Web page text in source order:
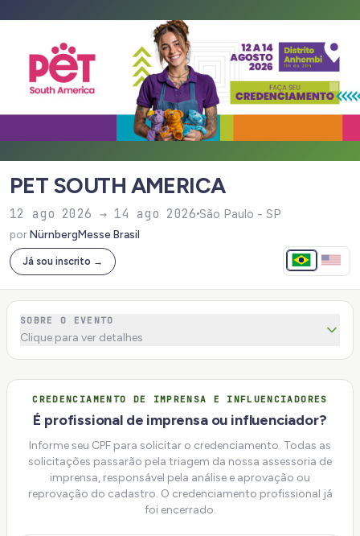
PET SOUTH AMERICA
12 ago 2026 → 14 ago 2026 São Paulo - SP
porNürnbergMesse Brasil
Já sou inscrito →
SOBRE O EVENTO
Clique para ver detalhes
CREDENCIAMENTO DE IMPRENSA E INFLUENCIADORES
É profissional de imprensa ou influenciador?
Informe seu CPF para solicitar o credenciamento. Todas as
solicitações passarão pela triagem da nossa assessoria de
imprensa, responsável pela análise e aprovação ou
reprovação do cadastro. O credenciamento profissional já
foi encerrado.